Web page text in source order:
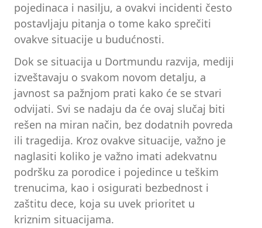
pojedinaca i nasilju, a ovakvi incidenti često
postavljaju pitanja o tome kako sprečiti
ovakve situacije u budućnosti.
Dok se situacija u Dortmundu razvija, mediji
izveštavaju o svakom novom detalju, a
javnost sa pažnjom prati kako će se stvari
odvijati. Svi se nadaju da će ovaj slučaj biti
rešen na miran način, bez dodatnih povreda
ili tragedija. Kroz ovakve situacije, važno je
naglasiti koliko je važno imati adekvatnu
podršku za porodice i pojedince u teškim
trenucima, kao i osigurati bezbednost i
zaštitu dece, koja su uvek prioritet u
kriznim situacijama.